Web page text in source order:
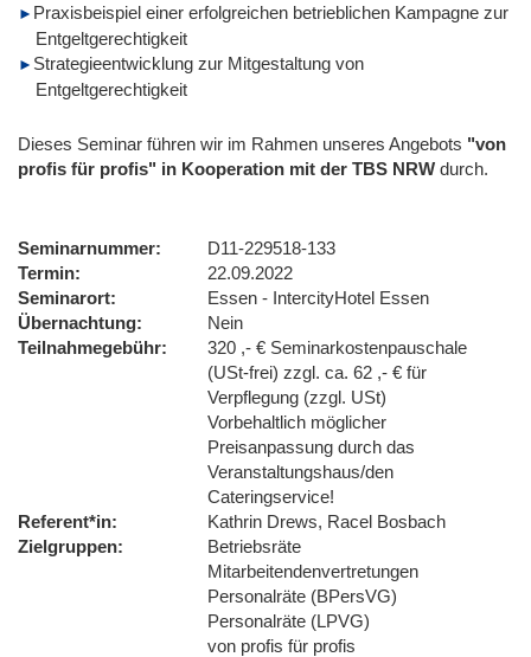
Praxisbeispiel einer erfolgreichen betrieblichen Kampagne zur
Entgeltgerechtigkeit
Strategieentwicklung zur Mitgestaltung von
Entgeltgerechtigkeit
Dieses Seminar führen wir im Rahmen unseres Angebots "von
profis für profis" in Kooperation mit der TBS NRW durch.
Seminarnummer
D11-229518-133
Termin
22.09.2022
Seminarort
Essen - IntercityHotel Essen
Übernachtung
Nein
Teilnahmegebühr
320 ,- € Seminarkostenpauschale
(USt-frei) zzgl. ca. 62 ,- € für
Verpflegung (zzgl. USt)
Vorbehaltlich möglicher
Preisanpassung durch das
Veranstaltungshaus/den
Cateringservice!
Referent*in
Kathrin Drews, Racel Bosbach
Zielgruppen
Betriebsräte
Mitarbeitendenvertretungen
Personalräte (BPersVG)
Personalräte (LPVG)
von profis für profis